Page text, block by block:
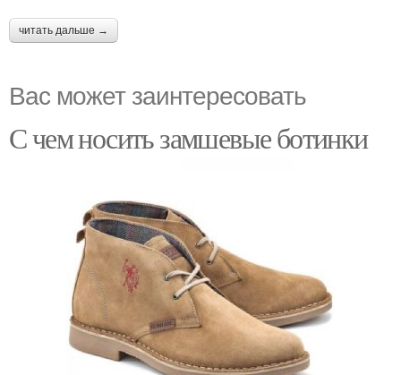
читать дальше →
Вас может заинтересовать
С чем носить замшевые ботинки